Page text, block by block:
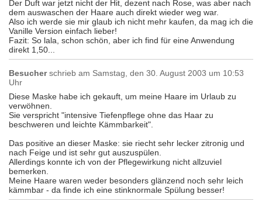
Der Duft war jetzt nicht der Hit, dezent nach Rose, was aber nach
dem auswaschen der Haare auch direkt wieder weg war.
Also ich werde sie mir glaub ich nicht mehr kaufen, da mag ich die
Vanille Version einfach lieber!
Fazit: So lala, schon schön, aber ich find für eine Anwendung
direkt 1,50...
Besucher schrieb am Samstag, den 30. August 2003 um 10:53
Uhr
Diese Maske habe ich gekauft, um meine Haare im Urlaub zu
verwöhnen.
Sie verspricht "intensive Tiefenpflege ohne das Haar zu
beschweren und leichte Kämmbarkeit".
Das positive an dieser Maske: sie riecht sehr lecker zitronig und
nach Feige und ist sehr gut auszuspülen.
Allerdings konnte ich von der Pflegewirkung nicht allzuviel
bemerken.
Meine Haare waren weder besonders glänzend noch sehr leich
kämmbar - da finde ich eine stinknormale Spülung besser!